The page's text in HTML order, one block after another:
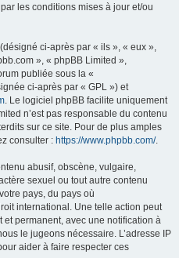
les conditions mises à jour et/ou
ci-après par « ils », « eux »,
», « phpBB Limited »,
publiée sous la «
ci-après par « GPL ») et
. Le logiciel phpBB facilite uniquement
n’est pas responsable du contenu
sur ce site. Pour de plus amples
consulter : https://www.phpbb.com/.
abusif, obscène, vulgaire,
sexuel ou tout autre contenu
pays, du pays où
international. Une telle action peut
permanent, avec une notification à
le jugeons nécessaire. L’adresse IP
aider à faire respecter ces